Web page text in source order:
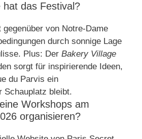
hat das Festival?
von Notre-Dame
durch sonnige Lage
Plus: Der Bakery Village
sorgt für inspirierende Ideen,
du Parvis ein
Schauplatz bleibt.
Workshops am
organisieren?